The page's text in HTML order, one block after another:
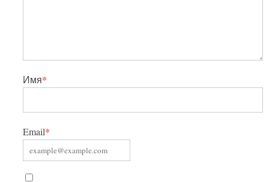
Имя*
Email*